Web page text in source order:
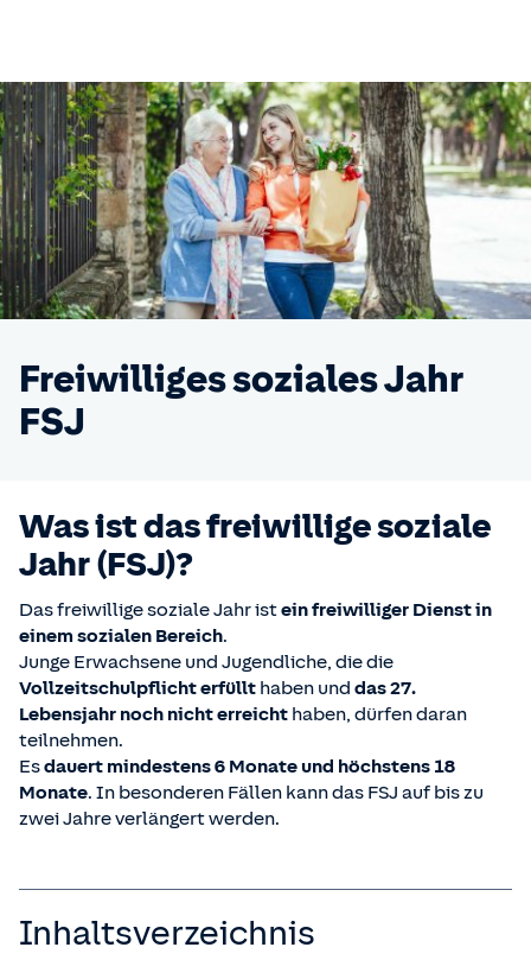
Freiwilliges soziales Jahr
FSJ
Was ist das freiwillige soziale
Jahr (FSJ)?
Das freiwillige soziale Jahr istein freiwilliger Dienst in
einem sozialen Bereich.
Junge Erwachsene und Jugendliche, die die
Vollzeitschulpflicht erfüllt haben und das 27.
Lebensjahr noch nicht erreicht haben, dürfen daran
teilnehmen.
Esdauert mindestens 6 Monate und höchstens 18
Monate. In besonderen Fällen kann das FSJ auf bis zu
zwei Jahre verlängert werden.
Inhaltsverzeichnis